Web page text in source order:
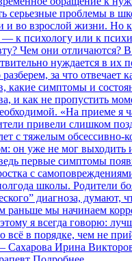
серьезные проблемы в
и во взрослой жизни. Но
к психологу или к
Чем они отличаются?
нуждается в их
за что отвечает
какие симптомы и
и как не пропустить
«На приеме я
привели слишком
с тяжелым обсессивно-
он уже не мог выходить
первые симптомы
с
школы. Родители
диагноза, думают,
раньше мы начинаем
я всегда говорю:
всё в порядке, чем не
Сахарова Ирина